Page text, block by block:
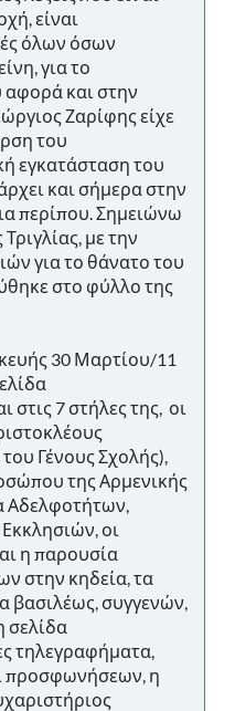
είναι
όλων όσων
για το
αφορά και στην
Ζαρίφης είχε
του
εγκατάσταση του
και σήμερα στην
περίπου. Σημειώνω
με την
για το θάνατο του
στο φύλλο της
30 Μαρτίου/11
7 στήλες της, οι
Γένους Σχολής),
της Αρμενικής
Αδελφοτήτων,
οι
η παρουσία
στην κηδεία, τα
βασιλέως, συγγενών,
σελίδα
τηλεγραφήματα,
προσφωνήσεων, η